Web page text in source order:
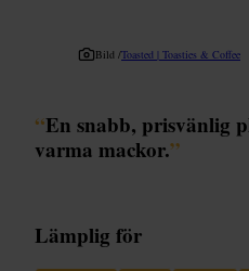
Bild /Toasted | Toasties & Coffee
“En snabb, prisvänlig
varma mackor.”
Lämplig för